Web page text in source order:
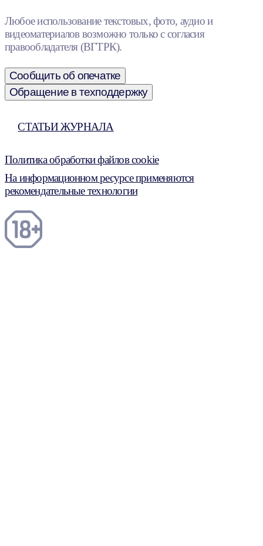
Любое использование текстовых, фото, аудио и
видеоматериалов возможно только с согласия
правообладателя (ВГТРК).
Сообщить об опечатке
Обращение в техподдержку
СТАТЬИ ЖУРНАЛА
Политика обработки файлов cookie
На информационном ресурсе применяются
рекомендательные технологии